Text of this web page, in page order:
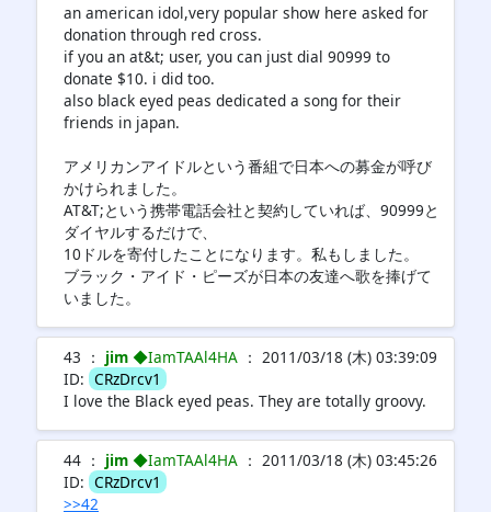
an american idol,very popular show here asked for
donation through red cross.
if you an at&t; user, you can just dial 90999 to
donate $10. i did too.
also black eyed peas dedicated a song for their
friends in japan.
アメリカンアイドルという番組で日本への募金が呼び
かけられました。
AT&T;という携帯電話会社と契約していれば、90999と
ダイヤルするだけで、
10ドルを寄付したことになります。私もしました。
ブラック・アイド・ピーズが日本の友達へ歌を捧げて
いました。
43 ： jim ◆IamTAAl4HA ： 2011/03/18 (木) 03:39:09
ID: CRzDrcv1
I love the Black eyed peas. They are totally groovy.
44 ： jim ◆IamTAAl4HA ： 2011/03/18 (木) 03:45:26
ID: CRzDrcv1
>>42